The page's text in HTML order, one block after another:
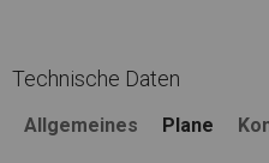
Technische Daten
Allgemeines Plane